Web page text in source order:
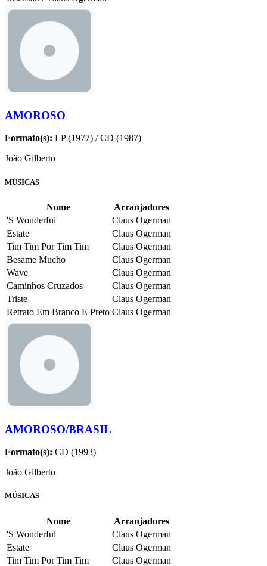
AMOROSO
Formato(s): LP (1977) / CD (1987)
João Gilberto
MÚSICAS
Nome
Arranjadores
'S Wonderful
Claus Ogerman
Estate
Claus Ogerman
Tim Tim Por Tim Tim
Claus Ogerman
Besame Mucho
Claus Ogerman
Wave
Claus Ogerman
Caminhos Cruzados
Claus Ogerman
Triste
Claus Ogerman
Retrato Em Branco E Preto Claus Ogerman
AMOROSO/BRASIL
Formato(s): CD (1993)
João Gilberto
MÚSICAS
Nome
Arranjadores
'S Wonderful
Claus Ogerman
Estate
Claus Ogerman
Tim Tim Por Tim Tim
Claus Ogerman